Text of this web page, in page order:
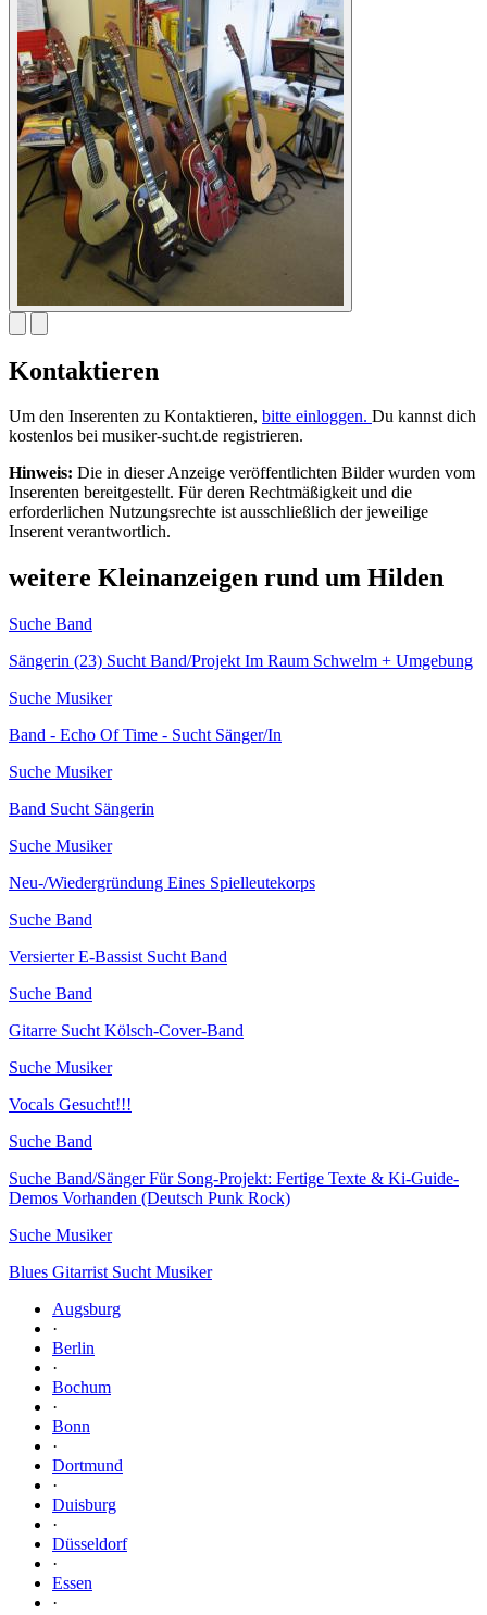
Kontaktieren
Um den Inserenten zu Kontaktieren, bitte einloggen. Du kannst dich
kostenlos bei musiker-sucht.de registrieren.
Hinweis: Die in dieser Anzeige veröffentlichten Bilder wurden vom
Inserenten bereitgestellt. Für deren Rechtmäßigkeit und die
erforderlichen Nutzungsrechte ist ausschließlich der jeweilige
Inserent verantwortlich.
weitere Kleinanzeigen rund um Hilden
Suche Band
Sängerin (23) Sucht Band/Projekt Im Raum Schwelm + Umgebung
Suche Musiker
Band - Echo Of Time - Sucht Sänger/In
Suche Musiker
Band Sucht Sängerin
Suche Musiker
Neu-/Wiedergründung Eines Spielleutekorps
Suche Band
Versierter E-Bassist Sucht Band
Suche Band
Gitarre Sucht Kölsch-Cover-Band
Suche Musiker
Vocals Gesucht!!!
Suche Band
Suche Band/Sänger Für Song-Projekt: Fertige Texte & Ki-Guide-
Demos Vorhanden (Deutsch Punk Rock)
Suche Musiker
Blues Gitarrist Sucht Musiker
Augsburg
·
Berlin
·
Bochum
·
Bonn
·
Dortmund
·
Duisburg
·
Düsseldorf
·
Essen
·